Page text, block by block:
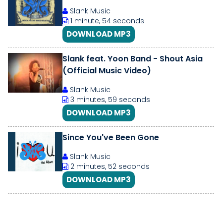
Slank Music
1 minute, 54 seconds
DOWNLOAD MP3
Slank feat. Yoon Band - Shout Asia
(Official Music Video)
Slank Music
3 minutes, 59 seconds
DOWNLOAD MP3
Since You've Been Gone
Slank Music
2 minutes, 52 seconds
DOWNLOAD MP3